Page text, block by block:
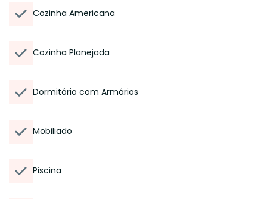
Cozinha Americana
Cozinha Planejada
Dormitório com Armários
Mobiliado
Piscina